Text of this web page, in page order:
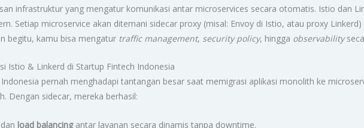
infrastruktur yang mengatur komunikasi antar microservices secara otomatis. Istio dan
Setiap microservice akan ditemani sidecar proxy (misal: Envoy di Istio, atau proxy
begitu, kamu bisa mengatur traffic management, security policy, hingga observability
Istio & Linkerd di Startup Fintech Indonesia
pernah menghadapi tantangan besar saat memigrasi aplikasi monolith ke
Dengan sidecar, mereka berhasil:
load balancingantar layanan secara dinamis tanpa downtime.